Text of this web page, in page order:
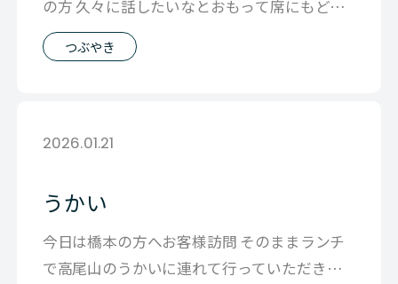
の方 久々に話したいなとおもって席にもどっ
てみたら Whatsupにメッセージが
つぶやき
2026.01.21
うかい
今日は橋本の方へお客様訪問 そのままランチ
で高尾山のうかいに連れて行っていただきま